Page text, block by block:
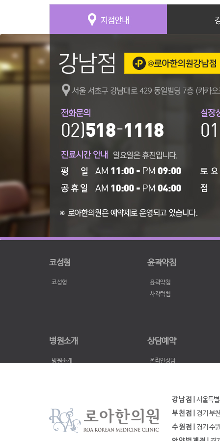
코성형
코성형
윤곽약침
윤곽약침
사각턱침
병원소개
병원소개
병원소식
상담예약
온라인상담
강 남 점 |
서울특
부 천 점 |
경기 부
수 원 점 |
경기 수